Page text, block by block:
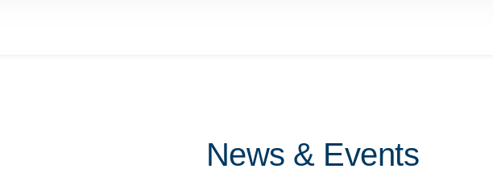
News & Events